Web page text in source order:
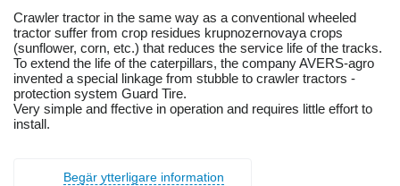
Crawler tractor in the same way as a conventional wheeled
tractor suffer from crop residues krupnozernovaya crops
(sunflower, corn, etc.) that reduces the service life of the tracks.
To extend the life of the caterpillars, the company AVERS-agro
invented a special linkage from stubble to crawler tractors -
protection system Guard Tire.
Very simple and ffective in operation and requires little effort to
install.
Begär ytterligare information